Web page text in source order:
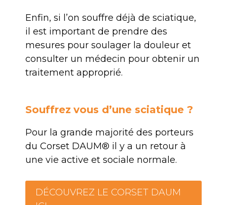
Enfin, si l’on souffre déjà de sciatique,
il est important de prendre des
mesures pour soulager la douleur et
consulter un médecin pour obtenir un
traitement approprié.
Souffrez vous d’une sciatique ?
Pour la grande majorité des porteurs
du Corset DAUM® il y a un retour à
une vie active et sociale normale.
DÉCOUVREZ LE CORSET DAUM